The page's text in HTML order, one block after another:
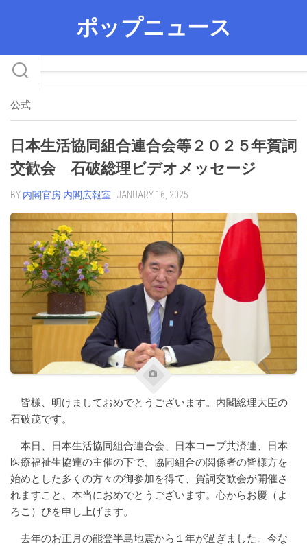
ポップニュース
公式
日本生活協同組合連合会等２０２５年賀詞
交歓会 石破総理ビデオメッセージ
BY 内閣官房 内閣広報室 · JANUARY 16, 2025
皆様、明けましておめでとうございます。内閣総理大臣の
石破茂です。
本日、日本生活協同組合連合会、日本コープ共済連、日本
医療福祉生協連の主催の下で、協同組合の関係者の皆様方を
始めとした多くの方々の御参加を得て、賀詞交歓会が開催さ
れますこと、本当におめでとうございます。心からお慶（よ
ろこ）びを申し上げます。
去年のお正月の能登半島地震から１年が過ぎました。今な